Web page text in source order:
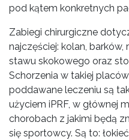
pod kątem konkretnych
Zabiegi chirurgiczne
najczęściej: kolan, barków,
stawu skokowego oraz
Schorzenia w takiej
poddawane leczeniu są
użyciem iPRF, w głównej
chorobach z jakimi będą
się sportowcy. Są to: łokieć